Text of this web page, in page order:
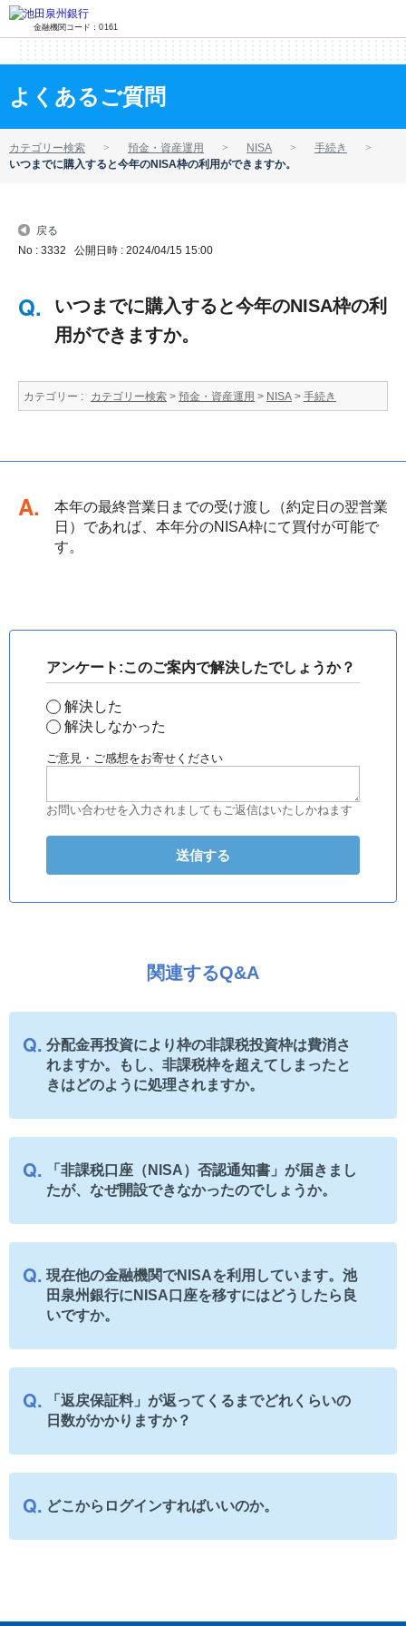
金融機関コード：0161
よくあるご質問
カテゴリー検索 預金・資産運用 NISA
手続き
いつまでに購入すると今年のNISA枠の利用ができますか。
戻る
No : 3332 公開日時 : 2024/04/15 15:00
いつまでに購入すると今年のNISA枠の利
用ができますか。
カテゴリー : カテゴリー検索 > 預金・資産運用 > NISA > 手続き
回答
本年の最終営業日までの受け渡し（約定日の翌営業
日）であれば、本年分のNISA枠にて買付が可能で
す。
アンケート:このご案内で解決したでしょうか？
解決した
解決しなかった
ご意見・ご感想をお寄せください
お問い合わせを入力されましてもご返信はいたしかねます
関連するQ&A
分配金再投資により枠の非課税投資枠は費消さ
れますか。もし、非課税枠を超えてしまったと
きはどのように処理されますか。
「非課税口座（NISA）否認通知書」が届きまし
たが、なぜ開設できなかったのでしょうか。
現在他の金融機関でNISAを利用しています。池
田泉州銀行にNISA口座を移すにはどうしたら良
いですか。
「返戻保証料」が返ってくるまでどれくらいの
日数がかかりますか？
どこからログインすればいいのか。